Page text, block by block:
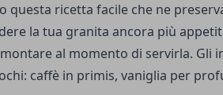
questa ricetta facile che ne
la tua granita ancora più
al momento di servirla. Gli
caffè in primis, vaniglia per